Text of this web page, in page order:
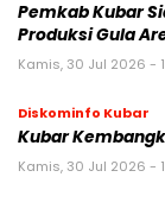
Pemkab Kubar
Produksi Gula
Kamis, 30 Jul 2026 -
Diskominfo Kubar
Kubar
Kamis, 30 Jul 2026 -